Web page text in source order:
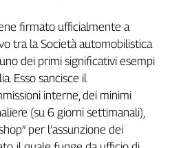
firmato ufficialmente a
tra la Società automobilistica
dei primi significativi esempi
Esso sancisce il
interne, dei minimi
(su 6 giorni settimanali),
per l’assunzione dei